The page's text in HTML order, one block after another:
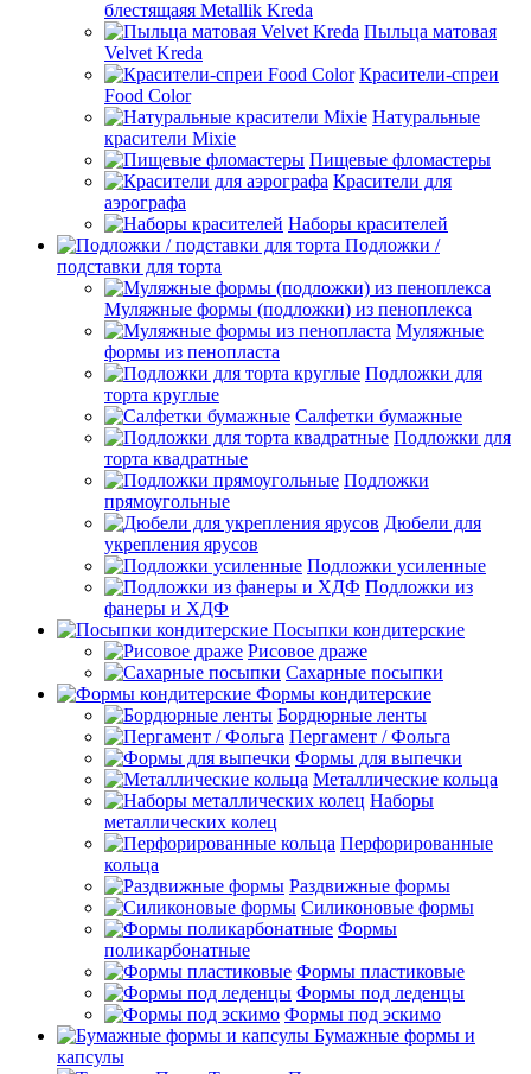
блестящаяя Metallik Kreda
Пыльца матовая
Velvet Kreda
Красители-спреи
Food Color
Натуральные
красители Mixie
Пищевые фломастеры
Красители для
аэрографа
Наборы красителей
Подложки /
подставки для торта
Муляжные формы (подложки) из пеноплекса
Муляжные
формы из пенопласта
Подложки для
торта круглые
Салфетки бумажные
Подложки для
торта квадратные
Подложки
прямоугольные
Дюбели для
укрепления ярусов
Подложки усиленные
Подложки из
фанеры и ХДФ
Посыпки кондитерские
Рисовое драже
Сахарные посыпки
Формы кондитерские
Бордюрные ленты
Пергамент / Фольга
Формы для выпечки
Металлические кольца
Наборы
металлических колец
Перфорированные
кольца
Раздвижные формы
Силиконовые формы
Формы
поликарбонатные
Формы пластиковые
Формы под леденцы
Формы под эскимо
Бумажные формы и
капсулы